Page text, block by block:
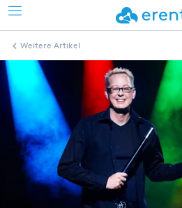
Weitere Artikel